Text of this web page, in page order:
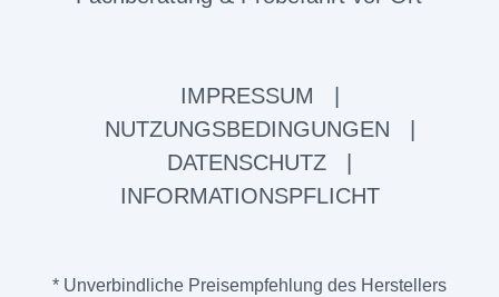
IMPRESSUM
NUTZUNGSBEDINGUNGEN
DATENSCHUTZ
INFORMATIONSPFLICHT
* Unverbindliche Preisempfehlung des Herstellers